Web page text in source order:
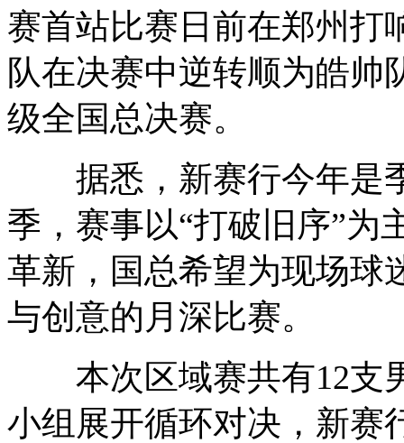
赛首站比赛日前在郑州打
队在决赛中逆转顺为皓帅
级全国总决赛。
据悉，新赛行今年是
季，赛事以“打破旧序”为
革新，国总希望为现场球
与创意的月深比赛。
本次区域赛共有12支
小组展开循环对决，新赛